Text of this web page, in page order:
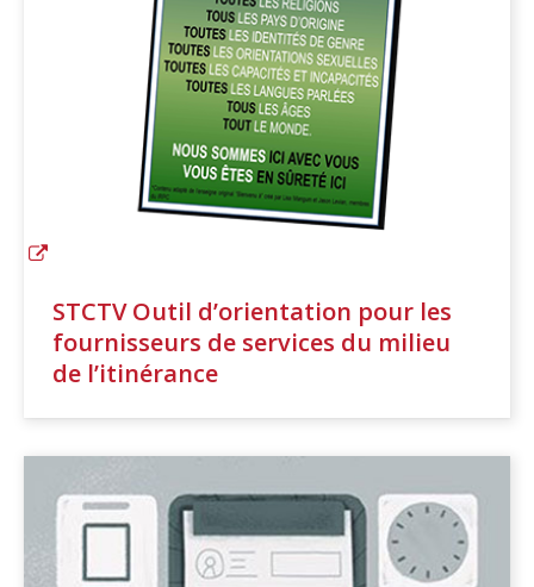
STCTV Outil d’orientation pour les
fournisseurs de services du milieu
de l’itinérance